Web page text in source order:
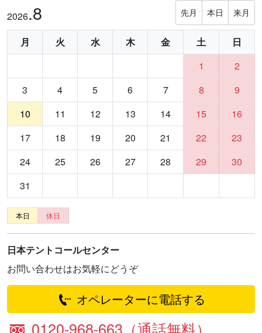
2026.8 先月 本日 来月
月 火 水 木 金 土
日
1
2
3
4 5 6 7 8
9
10
11 12 13 14 15
16
17
18 19 20 21 22
23
24
25 26 27 28 29
30
31
本日 休日
日本テントコールセンター
お問い合わせはお気軽にどうぞ
オペレーターに電話する
0120-968-663（通話無料）